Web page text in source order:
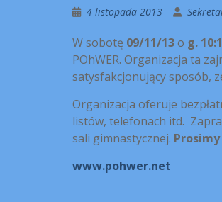
4 listopada 2013
W sobotę 09/11/13o g.
POhWER. Organizacja ta
satysfakcjonujący sposób,
Organizacja oferuje
listów, telefonach itd.
sali gimnastycznej.
www.pohwer.net